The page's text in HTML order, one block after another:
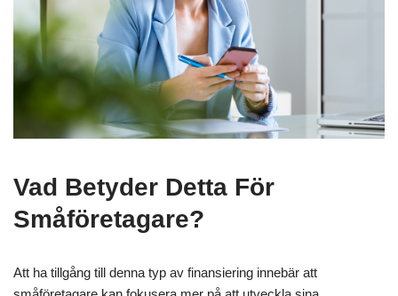
Vad Betyder Detta För
Småföretagare?
Att ha tillgång till denna typ av finansiering innebär att